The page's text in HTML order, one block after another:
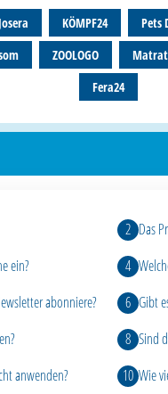
KÖMPF24 Pets
ZOOLOGO
Fera24
Das
ein?
abonniere?
Gibt
Sind
anwenden?
Wie